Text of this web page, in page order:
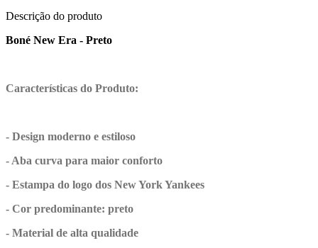
Descrição do produto
Boné New Era - Preto
Características do Produto:
- Design moderno e estiloso
- Aba curva para maior conforto
- Estampa do logo dos New York Yankees
- Cor predominante: preto
- Material de alta qualidade